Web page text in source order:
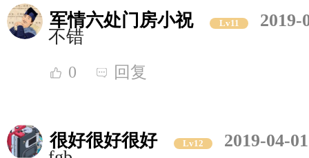
军情六处门房小祝 Lv11
2019-
不错
0 回复
很好很好很好 Lv12
2019-04-